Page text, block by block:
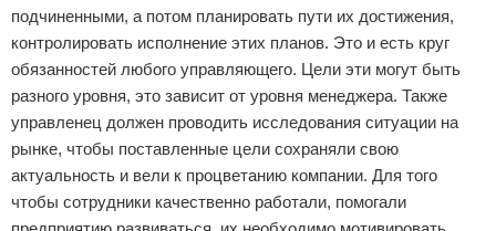
подчиненными, а потом планировать пути их достижения,
контролировать исполнение этих планов. Это и есть круг
обязанностей любого управляющего. Цели эти могут быть
разного уровня, это зависит от уровня менеджера. Также
управленец должен проводить исследования ситуации на
рынке, чтобы поставленные цели сохраняли свою
актуальность и вели к процветанию компании. Для того
чтобы сотрудники качественно работали, помогали